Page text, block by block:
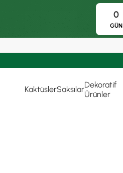
0
GÜN
KaktüslerSaksılarDekoratif
Ürünler